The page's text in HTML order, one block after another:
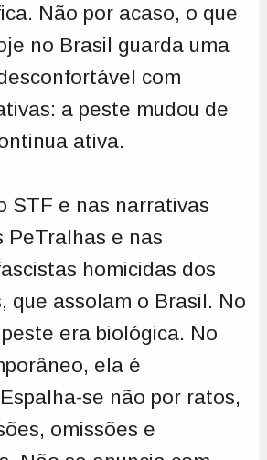
Não por acaso, o que
no Brasil guarda uma
com
a peste mudou de
ativa.
STF e nas narrativas
PeTralhas e nas
homicidas dos
que assolam o Brasil. No
era biológica. No
ela é
se não por ratos,
omissões e